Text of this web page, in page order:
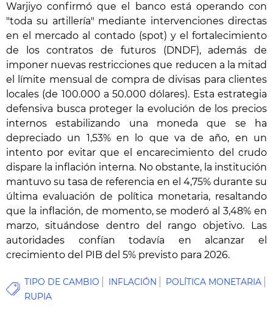
Warjiyo confirmó que el banco está operando con
"toda su artillería" mediante intervenciones directas
en el mercado al contado (spot) y el fortalecimiento
de los contratos de futuros (DNDF), además de
imponer nuevas restricciones que reducen a la mitad
el límite mensual de compra de divisas para clientes
locales (de 100.000 a 50.000 dólares). Esta estrategia
defensiva busca proteger la evolución de los precios
internos estabilizando una moneda que se ha
depreciado un 1,53% en lo que va de año, en un
intento por evitar que el encarecimiento del crudo
dispare la inflación interna. No obstante, la institución
mantuvo su tasa de referencia en el 4,75% durante su
última evaluación de política monetaria, resaltando
que la inflación, de momento, se moderó al 3,48% en
marzo, situándose dentro del rango objetivo. Las
autoridades confían todavía en alcanzar el
crecimiento del PIB del 5% previsto para 2026.
TIPO DE CAMBIO INFLACIÓN
POLÍTICA MONETARIA
RUPIA